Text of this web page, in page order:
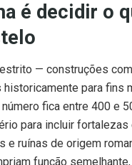
é decidir o
— construções
historicamente para fins
fica entre 400 e
para incluir
e ruínas de origem
função